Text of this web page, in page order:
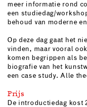
meer informatie rond
een studiedag/
behoud van moderne
Op deze dag gaat het
vinden, maar vooral
komen begrippen als
biografie van het
een case study. Alle
Prijs
De introductiedag kost